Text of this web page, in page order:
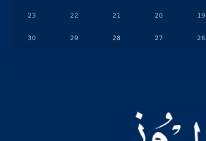
19
20
21
22
23
26
27
28
29
30